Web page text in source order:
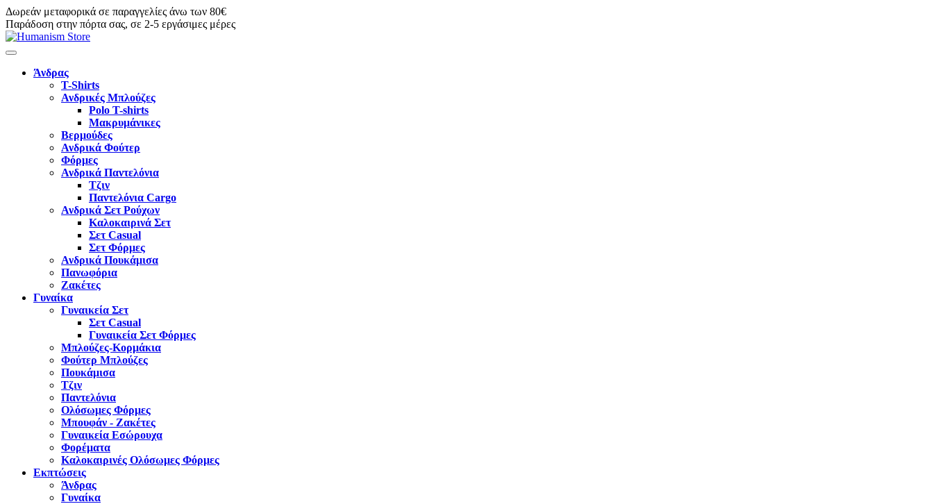
Δωρεάν μεταφορικά σε παραγγελίες άνω των 80€
Παράδοση στην πόρτα σας, σε 2-5 εργάσιμες μέρες
Άνδρας
T-Shirts
Ανδρικές Μπλούζες
Polo T-shirts
Μακρυμάνικες
Βερμούδες
Ανδρικά Φούτερ
Φόρμες
Ανδρικά Παντελόνια
Τζιν
Παντελόνια Cargo
Ανδρικά Σετ Ρούχων
Καλοκαιρινά Σετ
Σετ Casual
Σετ Φόρμες
Ανδρικά Πουκάμισα
Πανωφόρια
Ζακέτες
Γυναίκα
Γυναικεία Σετ
Σετ Casual
Γυναικεία Σετ Φόρμες
Μπλούζες-Κορμάκια
Φούτερ Μπλούζες
Πουκάμισα
Τζιν
Παντελόνια
Ολόσωμες Φόρμες
Μπουφάν - Ζακέτες
Γυναικεία Εσώρουχα
Φορέματα
Καλοκαιρινές Ολόσωμες Φόρμες
Εκπτώσεις
Άνδρας
Γυναίκα